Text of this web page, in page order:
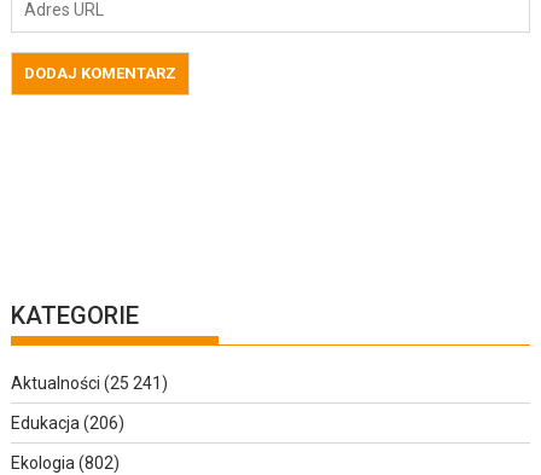
KATEGORIE
Aktualności (25 241)
Edukacja(206)
Ekologia(802)